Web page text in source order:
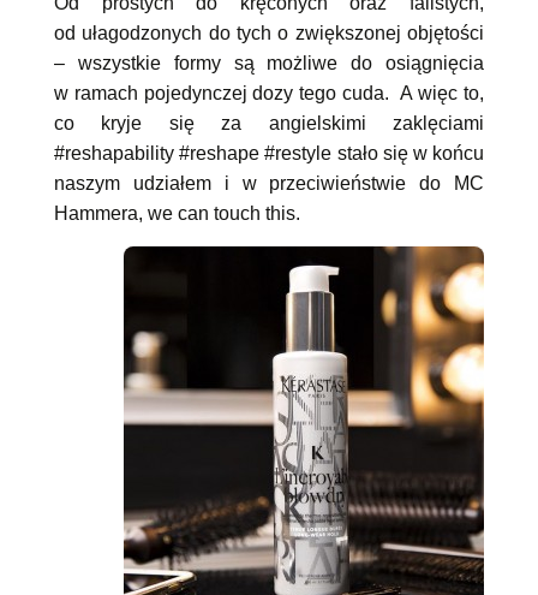
od ułagodzonych do tych o zwiększonej objętości
– wszystkie formy są możliwe do osiągnięcia
w ramach pojedynczej dozy tego cuda. A więc to,
co kryje się za angielskimi zaklęciami
#reshapability #reshape #restyle stało się w końcu
naszym udziałem i w przeciwieństwie do MC
Hammera, we can touch this.